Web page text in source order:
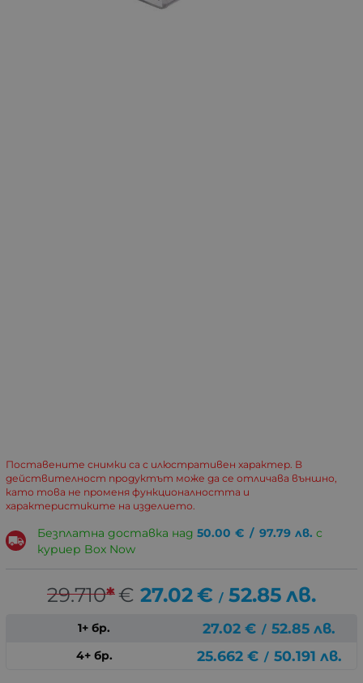
Поставените снимки са с илюстративен характер. В
действителност продуктът може да се отличава външно,
като това не променя функционалността и
характеристиките на изделието.
Безплатна доставка над 50.00 € / 97.79 лв. с
куриер Box Now
29.710*€ 27.02€ / 52.85 лв.
1+ бр. 27.02 € / 52.85 лв.
4+ бр. 25.662 € / 50.191 лв.